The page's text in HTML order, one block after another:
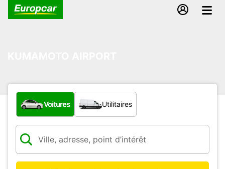
Quel type de véhicule ?
Voitures Utilitaires